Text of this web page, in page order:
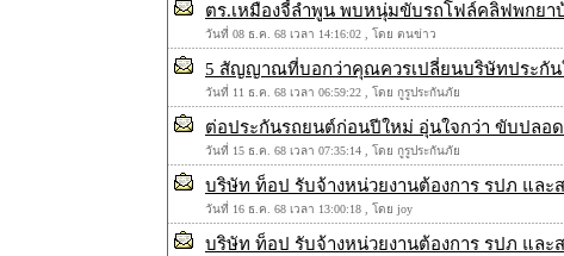
ตร.เหมืองจี้ลำพูน พบหนุ่มขับรถโฟล์คลิฟพกยา
วันที่ 08 ธ.ค. 68 เวลา 14:16:02 , โดย ตนข่าว
5 สัญญาณที่บอกว่าคุณควรเปลี่ยนบริษัทประกั
วันที่ 11 ธ.ค. 68 เวลา 06:59:22 , โดย กูรูประกันภัย
ต่อประกันรถยนต์ก่อนปีใหม่ อุ่นใจกว่า ขับปลอ
วันที่ 15 ธ.ค. 68 เวลา 07:35:14 , โดย กูรูประกันภัย
บริษัท ท็อป รับจ้างหน่วยงานต้องการ รปภ และ
วันที่ 16 ธ.ค. 68 เวลา 13:00:18 , โดย joy
บริษัท ท็อป รับจ้างหน่วยงานต้องการ รปภ และ